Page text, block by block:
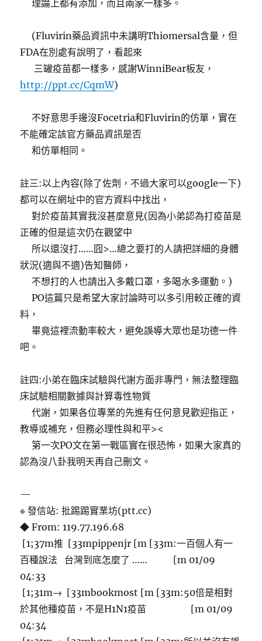
理論上都有添加，而且兩家一樣多。
(Fluvirin藥品資訊中未講明Thiomersal含量，但
FDA在別處有說明了，看起來
三罐疫苗都一樣多，感謝WinniBear板友，
http://ppt.cc/CqmW)
不好意思手邊沒Focetria和Fluvirin的仿單，實在
不能確定該官方藥品資訊是否
和仿單相同。
註三:以上內容(除了佐劑，不過大家可以google一下)
都可以在網址中的官方資料中找出，
對於疫苗其實我沒甚麼意見(因為小弟認為打疫苗是
正確的但是這次仍在觀望中
所以還沒打……囧>…總之要打的人請把詳細的身體
狀況(適與不適)告知醫師，
不想打的人也請出入多戴口罩，多喝水多運動。)
PO這篇只是希望大家討論時可以多引用較正確的資
料，
畢竟這裡流動率較大，避免誤導大眾也是功德一件
吧。
註四:小弟在臨床試驗與代謝方面非專門，無法整理臨
床試驗相關數據與計算毒性物質
代謝，如果各位專業的先進有任何意見歡迎指正，
教導或補充，但務必理性與和平><
第一次PO文在第一戰區實在很恐怖，如果大家真的
認為沒八卦我明天再自己刪文。
—
※ 發信站: 批踢踢實業坊(ptt.cc)
◆ From: 119.77.196.68
[1;37m推 [33mpippenjr [m [33m:一百個人有一
百種說法 台灣到底怎麼了 …… [m 01/09
04:33
[1;31m→ [33mbookmost [m [33m:50倍是相對
於其他種疫苗，不是H1N1疫苗 [m 01/09
04:34